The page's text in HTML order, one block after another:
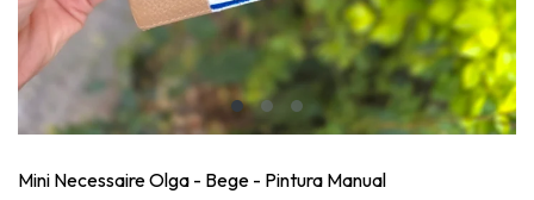
Mini Necessaire Olga - Bege - Pintura Manual